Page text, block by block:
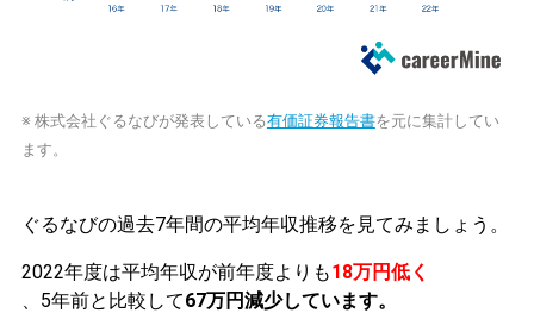
※ 株式会社ぐるなびが発表している有価証券報告書を元に集計してい
ます。
ぐるなびの過去7年間の平均年収推移を見てみましょう。
2022年度は平均年収が前年度よりも18万円低く
、5年前と比較して67万円減少しています。